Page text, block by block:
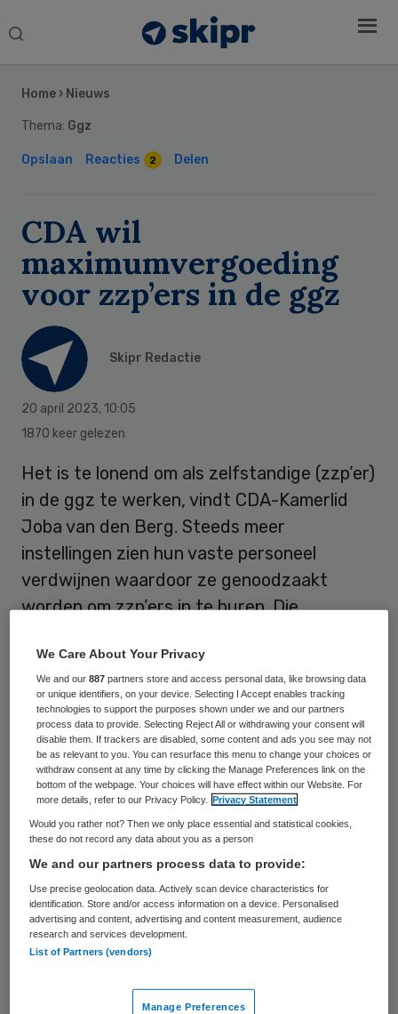
Search
Home › Nieuws
Thema: Ggz
Opslaan Reacties 2 Delen
CDA wil
maximumvergoeding
voor zzp’ers in de ggz
Skipr Redactie
20 april 2023, 10:05
1870 keer gelezen
Het is te lonend om als zelfstandige (zzp’er)
in de ggz te werken, vindt CDA-Kamerlid
Joba van den Berg. Steeds meer
instellingen zien hun vaste personeel
verdwijnen waardoor ze genoodzaakt
worden om zzp’ers in te huren. Die
dienst. Door een maximumvergoeding voor
zzp’ers wettelijk te regelen, wil het CDA
daar een einde aan maken. Volgens minister
Conny Helder (Langdurige Zorg) mag dat
van ‘Brussel’ niet. Daar neemt Van den Berg
geen genoegen mee.
“Als Nederland kunnen we meer doen dan
alleen zeggen dat het niet van Europa mag”,
zei Van den Berg in een Kamerdebat over
de ggz (geestelijke gezondheidszorg).
“Verzin een plan om het in wetgeving te
Sidebar
We Care About Your Privacy
We and our887 partners store and access personal data, like browsing data
or unique identifiers, on your device. Selecting I Accept enables tracking
technologies to support the purposes shown under we and our partners
process data to provide. Selecting Reject All or withdrawing your consent will
disable them. If trackers are disabled, some content and ads you see may not
be as relevant to you. You can resurface this menu to change your choices or
withdraw consent at any time by clicking the Manage Preferences link on the
bottom of the webpage. Your choices will have effect within our Website. For
more details, refer to our Privacy Policy.
Privacy Statement
Would you rather not? Then we only place essential and statistical cookies,
these do not record any data about you as a person
We and our partners process data to provide:
Use precise geolocation data. Actively scan device characteristics for
identification. Store and/or access information on a device. Personalised
advertising and content, advertising and content measurement, audience
research and services development.
List of Partners (vendors)
Manage Preferences